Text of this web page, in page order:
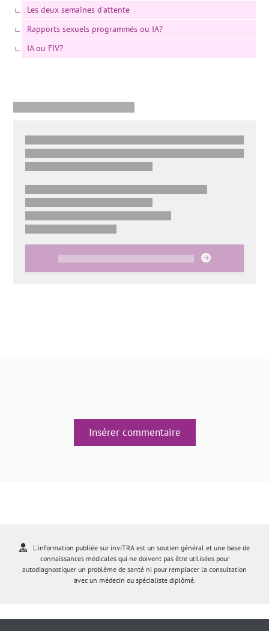
Les deux semaines d'attente
Rapports sexuels programmés ou IA?
IA ou FIV?
Insérer commentaire
L'information publiée sur inviTRA est un soutien général et une base de
connaissances médicales qui ne doivent pas être utilisées pour
autodiagnostiquer un problème de santé ni pour remplacer la consultation
avec un médecin ou spécialiste diplômé.